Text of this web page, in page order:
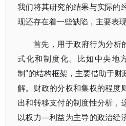
我们将其研究的结果与实际的
现还存在着一些缺陷，主要表
首先，用于政府行为分析
式化和制度化。比如中央地
制”的结构框架，主要借助于
解。财政的分权和集权的程度
出和转移支付的制度性分析，
以权力—利益为主导的政治经